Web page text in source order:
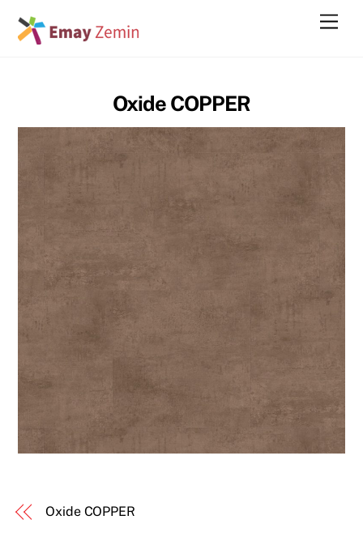
Oxide COPPER
Oxide COPPER